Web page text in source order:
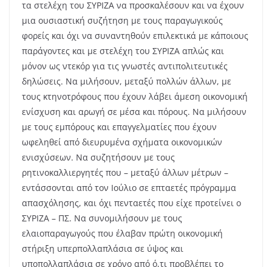
τα στελέχη του ΣΥΡΙΖΑ να προσκαλέσουν και να έχουν
μια ουσιαστική συζήτηση με τους παραγωγικούς
φορείς και όχι να συναντηθούν επιλεκτικά με κάποιους
παράγοντες και με στελέχη του ΣΥΡΙΖΑ απλώς και
μόνον ως ντεκόρ για τις γνωστές αντιπολιτευτικές
δηλώσεις. Να μιλήσουν, μεταξύ πολλών άλλων, με
τους κτηνοτρόφους που έχουν λάβει άμεση οικονομική
ενίσχυση και αρωγή σε μέσα και πόρους. Να μιλήσουν
με τους εμπόρους και επαγγελματίες που έχουν
ωφεληθεί από διευρυμένα σχήματα οικονομικών
ενισχύσεων. Να συζητήσουν με τους
ρητινοκαλλιεργητές που – μεταξύ άλλων μέτρων –
εντάσσονται από τον Ιούλιο σε επταετές πρόγραμμα
απασχόλησης, και όχι πενταετές που είχε προτείνει ο
ΣΥΡΙΖΑ – ΠΣ. Να συνομιλήσουν με τους
ελαιοπαραγωγούς που έλαβαν πρώτη οικονομική
στήριξη υπερπολλαπλάσια σε ύψος και
υποπολλαπλάσια σε χρόνο από ό,τι προβλέπει το